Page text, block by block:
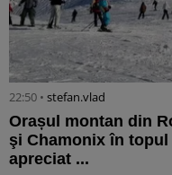
22:50 • stefan.vlad
Orașul montan din
şi Chamonix în
apreciat ...